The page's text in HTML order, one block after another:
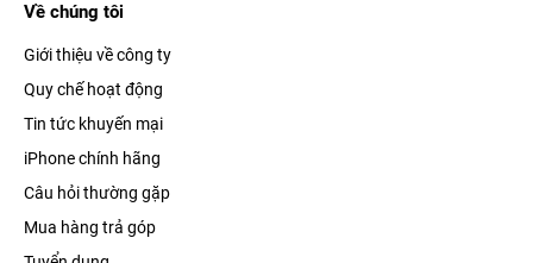
Về chúng tôi
Giới thiệu về công ty
Quy chế hoạt động
Tin tức khuyến mại
iPhone chính hãng
Câu hỏi thường gặp
Mua hàng trả góp